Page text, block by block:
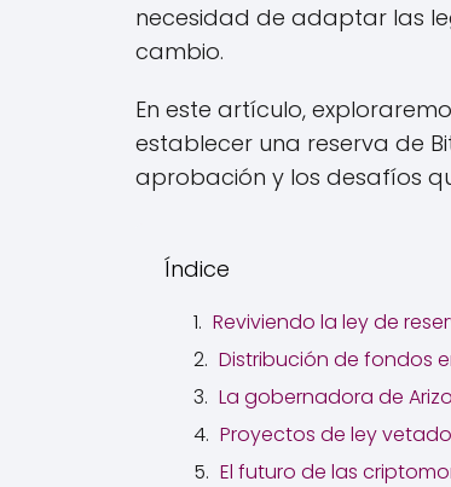
necesidad de adaptar las
cambio.
En este artículo,
establecer una reserva de
aprobación y los desafíos
Índice
Reviviendo la ley de
Distribución de fondos
La gobernadora de
Proyectos de ley
El futuro de las